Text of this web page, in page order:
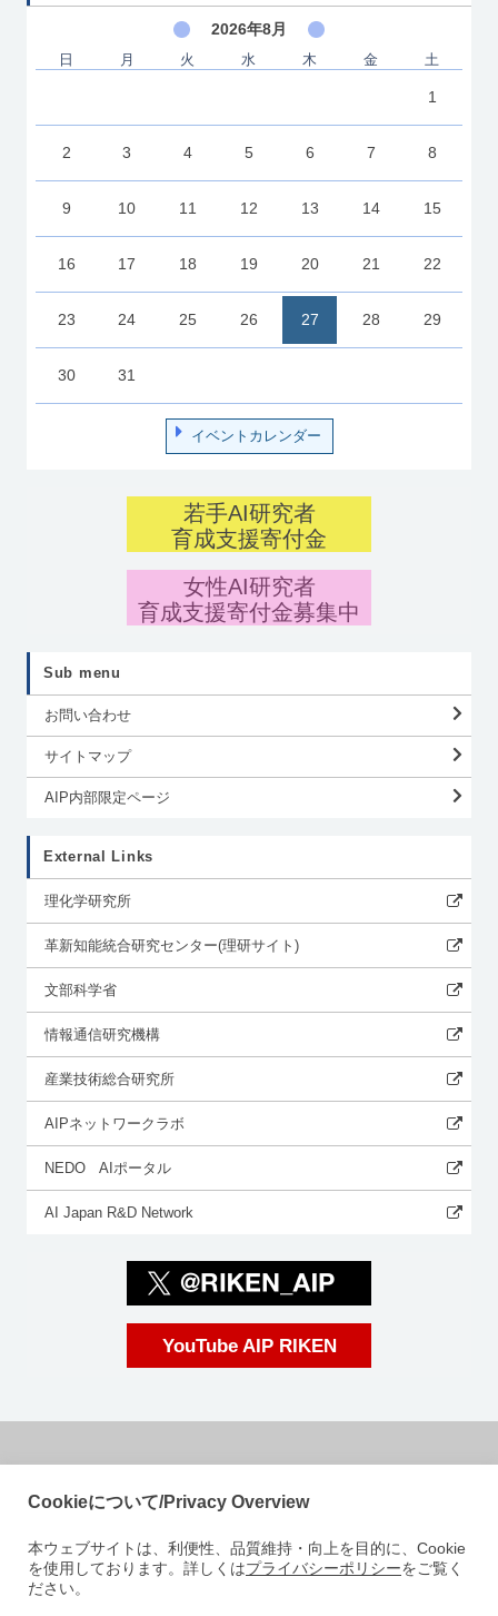
2026年8月
日 月 火 水 木 金 土
1
2 3 4 5 6 7 8
9 10 11 12 13 14 15
16 17 18 19 20 21 22
23 24 25 26 27 28 29
30 31
イベントカレンダー
若手AI研究者
育成支援寄付金
女性AI研究者
育成支援寄付金募集中
Sub menu
お問い合わせ
サイトマップ
AIP内部限定ページ
External Links
理化学研究所
革新知能統合研究センター(理研サイト)
文部科学省
情報通信研究機構
産業技術総合研究所
AIPネットワークラボ
NEDO AIポータル
AI Japan R&D Network
YouTube AIP RIKEN
国立研究開発法人理化学研究所
〒103-0027
東京都中央区日本橋 1-4-1
Cookieについて/Privacy Overview
本ウェブサイトは、利便性、品質維持・向上を目的に、Cookie
を使用しております。詳しくはプライバシーポリシーをご覧く
ださい。